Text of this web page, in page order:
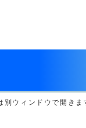
別ウィンドウで開きま